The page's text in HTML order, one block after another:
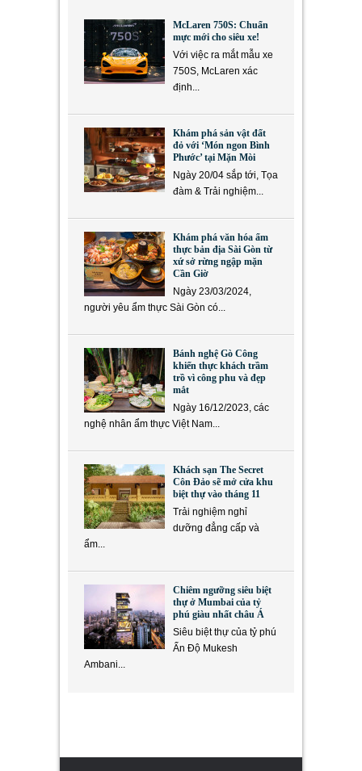
McLaren 750S: Chuẩn
mực mới cho siêu xe!
Với việc ra mắt mẫu xe
750S, McLaren xác
định...
Khám phá sản vật đất
đỏ với ‘Món ngon Bình
Phước’ tại Mặn Mòi
Ngày 20/04 sắp tới, Tọa
đàm & Trải nghiệm...
Khám phá văn hóa ẩm
thực bản địa Sài Gòn từ
xứ sở rừng ngập mặn
Cần Giờ
Ngày 23/03/2024,
người yêu ẩm thực Sài Gòn có...
Bánh nghệ Gò Công
khiến thực khách trầm
trồ vì công phu và đẹp
mắt
Ngày 16/12/2023, các
nghệ nhân ẩm thực Việt Nam...
Khách sạn The Secret
Côn Đảo sẽ mở cửa khu
biệt thự vào tháng 11
Trải nghiệm nghỉ
dưỡng đẳng cấp và
ẩm...
Chiêm ngưỡng siêu biệt
thự ở Mumbai của tỷ
phú giàu nhất châu Á
Siêu biệt thự của tỷ phú
Ấn Độ Mukesh
Ambani...